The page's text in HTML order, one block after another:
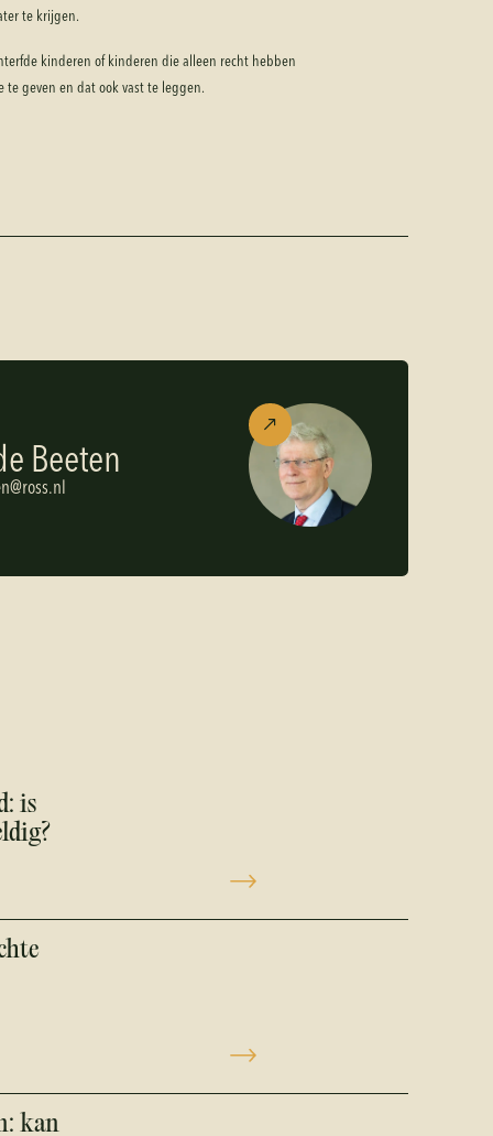
te krijgen.
kinderen of kinderen die alleen recht hebben
geven en dat ook vast te leggen.
Beeten
n@ross.nl
is
kan